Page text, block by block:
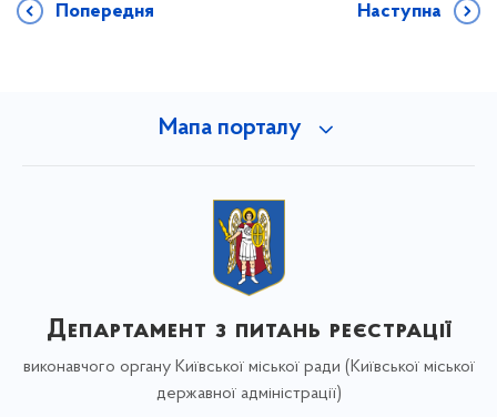
Попередня Наступна
Мапа порталу
Департамент з питань реєстрації
виконавчого органу Київської міської ради (Київської міської
державної адміністрації)